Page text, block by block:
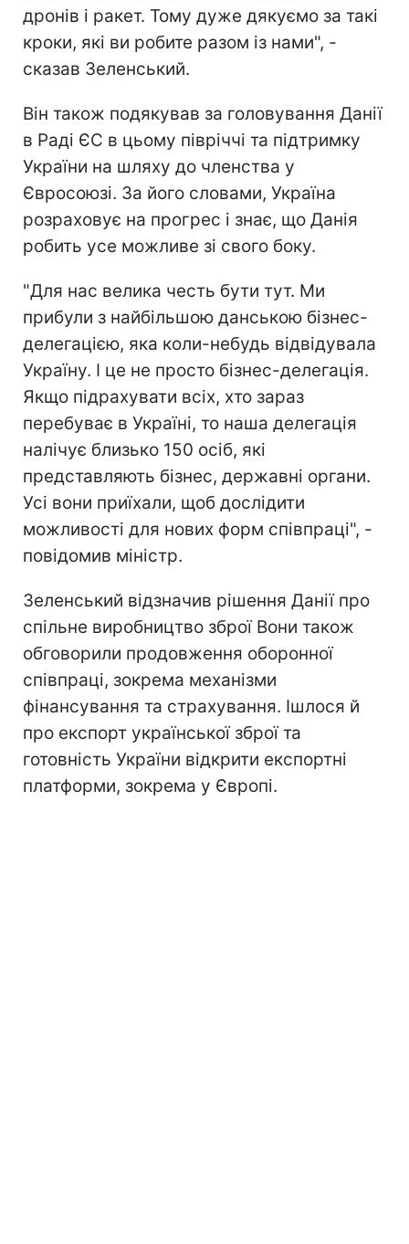
дронів і ракет. Тому дуже дякуємо за такі
кроки, які ви робите разом із нами", -
сказав Зеленський.
Він також подякував за головування Данії
в Раді ЄС в цьому півріччі та підтримку
України на шляху до членства у
Євросоюзі. За його словами, Україна
розраховує на прогрес і знає, що Данія
робить усе можливе зі свого боку.
"Для нас велика честь бути тут. Ми
прибули з найбільшою данською бізнес-
делегацією, яка коли-небудь відвідувала
Україну. І це не просто бізнес-делегація.
Якщо підрахувати всіх, хто зараз
перебуває в Україні, то наша делегація
налічує близько 150 осіб, які
представляють бізнес, державні органи.
Усі вони приїхали, щоб дослідити
можливості для нових форм співпраці", -
повідомив міністр.
Зеленський відзначив рішення Данії про
спільне виробництво зброї Вони також
обговорили продовження оборонної
співпраці, зокрема механізми
фінансування та страхування. Ішлося й
про експорт української зброї та
готовність України відкрити експортні
платформи, зокрема у Європі.